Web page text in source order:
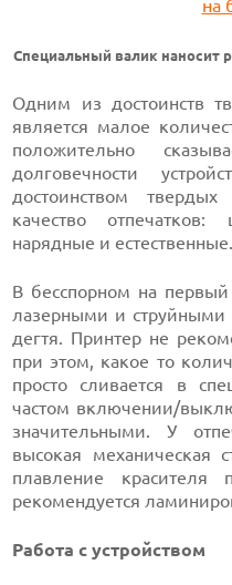
Специальный валик наносит
Одним из достоинств
является малое
положительно
долговечности
достоинством
качество
нарядные и естественные.
В бесспорном на
лазерными и струйными
дегтя. Принтер не
при этом, какое то
просто сливается в
частом включении/
значительными. У
высокая механическая
плавление красителя
рекомендуется
Работа с устройством